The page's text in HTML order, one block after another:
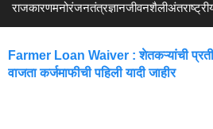
राजकारणमनोरंजनतंत्रज्ञानजीवनशैली
Farmer Loan Waiver : शेतकऱ्यांची
वाजता कर्जमाफीची पहिली यादी जाहीर